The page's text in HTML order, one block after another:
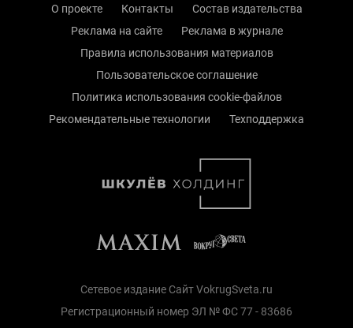
О проекте Контакты
Состав издательства
Реклама на сайте
Реклама в журнале
Правила использования материалов
Пользовательское соглашение
Политика использования cookie-файлов
Рекомендательные технологии
Техподдержка
Сетевое издание Сайт VokrugSveta.ru
Регистрационный номер ЭЛ № ФС 77 - 83686